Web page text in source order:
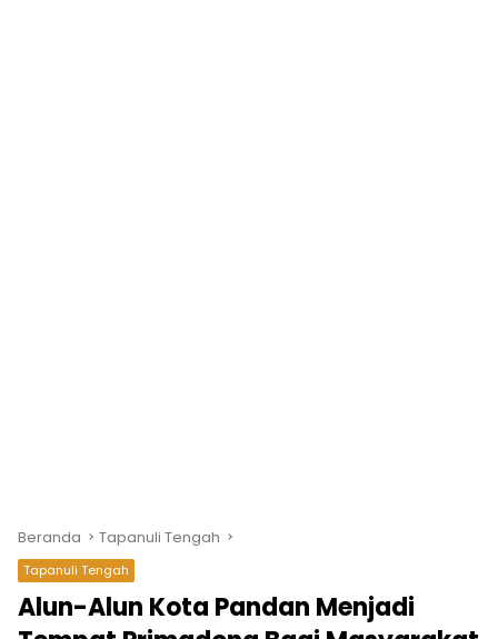
Beranda Tapanuli Tengah
Tapanuli Tengah
Alun-Alun Kota Pandan Menjadi